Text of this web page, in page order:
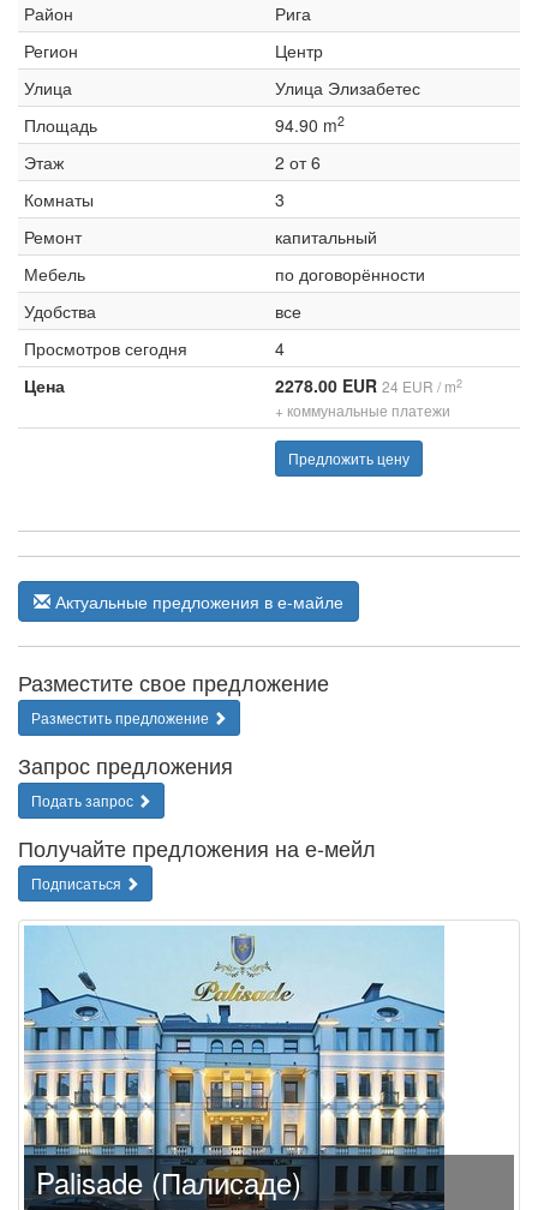
Район
Рига
Регион
Центр
Улица
Улица Элизабетес
Площадь
94.90 m2
Этаж
2 от 6
Комнаты
3
Ремонт
капитальный
Мебель
по договорённости
Удобства
все
Просмотров сегодня
4
Цена
2278.00 EUR 24 EUR / m2
+ коммунальные платежи
Предложить цену
Актуальные предложения в е-майле
Разместите свое предложение
Разместить предложение
Запрос предложения
Подать запрос
Получайте предложения на е-мейл
Подписаться
Palisade (Палисаде)